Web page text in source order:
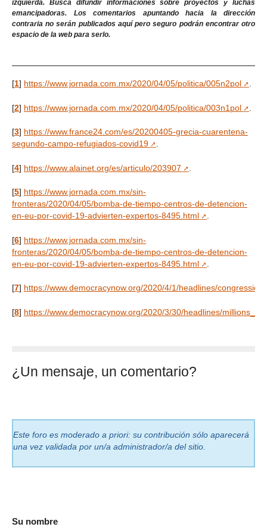
izquierda. Busca difundir informaciones sobre proyectos y luchas
emancipadoras. Los comentarios apuntando hacia la dirección
contraria no serán publicados aquí pero seguro podrán encontrar otro
espacio de la web para serlo.
[1] https://www.jornada.com.mx/2020/04/05/politica/005n2pol .
[2] https://www.jornada.com.mx/2020/04/05/politica/003n1pol
[3] https://www.france24.com/es/20200405-grecia-cuarentena-
segundo-campo-refugiados-covid19
.
[4] https://www.alainet.org/es/articulo/203907
[5] https://www.jornada.com.mx/sin-
fronteras/2020/04/05/bomba-de-tiempo-centros-de-detencion-
en-eu-por-covid-19-advierten-expertos-8495.html
.
[6] https://www.jornada.com.mx/sin-
fronteras/2020/04/05/bomba-de-tiempo-centros-de-detencion-
en-eu-por-covid-19-advierten-expertos-8495.html
[7] https://www.democracynow.org/2020/4/1/headlines/
[8] https://www.democracynow.org/2020/3/30/headlines/
¿Un mensaje, un comentario?
Este foro es moderado a priori: su contribución sólo aparecerá
una vez validada por un/a administrador/a del sitio.
Su nombre